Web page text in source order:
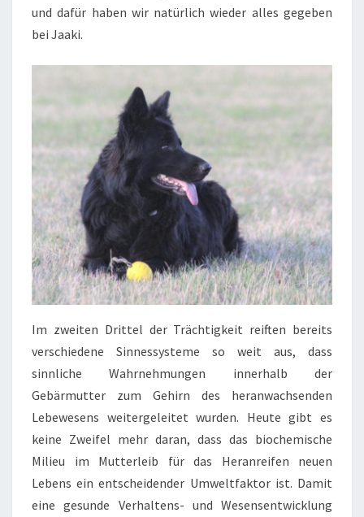
und dafür haben wir natürlich wieder alles gegeben
bei Jaaki.
Im zweiten Drittel der Trächtigkeit reiften bereits
verschiedene Sinnessysteme so weit aus, dass
sinnliche Wahrnehmungen innerhalb der
Gebärmutter zum Gehirn des heranwachsenden
Lebewesens weitergeleitet wurden. Heute gibt es
keine Zweifel mehr daran, dass das biochemische
Milieu im Mutterleib für das Heranreifen neuen
Lebens ein entscheidender Umweltfaktor ist. Damit
eine gesunde Verhaltens- und Wesensentwicklung